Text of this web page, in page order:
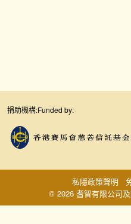
捐助機構:Funded by:
© 2026 耆智有限公司
私隱政策聲明